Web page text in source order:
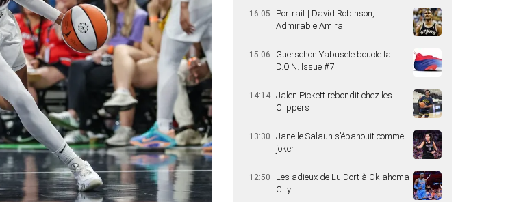
16:05
Portrait | David Robinson,
Admirable Amiral
15:06
Guerschon Yabusele boucle la
D.O.N. Issue #7
14:14 Jalen Pickett rebondit chez les
Clippers
13:30
Janelle Salaün s’épanouit comme
joker
12:50
Les adieux de Lu Dort à Oklahoma
City